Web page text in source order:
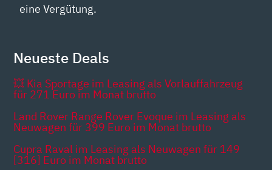
eine Vergütung.
Neueste Deals
💥 Kia Sportage im Leasing als Vorlauffahrzeug
für 271 Euro im Monat brutto
Land Rover Range Rover Evoque im Leasing als
Neuwagen für 399 Euro im Monat brutto
Cupra Raval im Leasing als Neuwagen für 149
[316] Euro im Monat brutto